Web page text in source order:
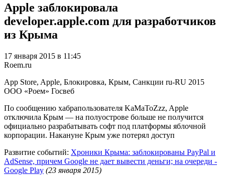
Apple заблокировала
developer.apple.com для разработчиков
из Крыма
17 января 2015 в 11:45
Roem.ru
App Store, Apple, Блокировка, Крым, Санкции ru-RU 2015
ООО «Роем» Госвеб
По сообщению хабрапользователя KaMaToZzz, Apple
отключила Крым — на полуострове больше не получится
официально разрабатывать софт под платформы яблочной
корпорации. Накануне Крым уже потерял доступ
Развитие событий: Хроники Крыма: заблокированы PayPal и
AdSense, причем Google не дает вывести деньги; на очереди -
Google Play (23 января 2015)